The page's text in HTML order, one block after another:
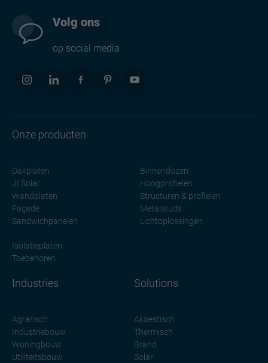
Volg ons
op social media
Onze producten
Dakplaten
JI Solar
Wandplaten
Façade
Sandwichpanelen
Binnendozen
Hoogprofielen
Structuren & profielen
Metalstuds
Lichtoplossingen
Isolatieplaten
Toebehoren
Industries
Agrarisch
Industriebouw
Woningbouw
Utiliteitsbouw
Solutions
Akoestisch
Thermisch
Brand
Solar